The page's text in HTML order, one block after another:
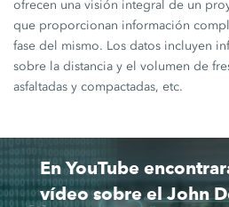
ofrecen una visión integral de un
que proporcionan información
fase del mismo. Los datos incluyen
sobre la distancia y el volumen de
asfaltadas y compactadas, etc.
En YouTube
vídeo sobre el John